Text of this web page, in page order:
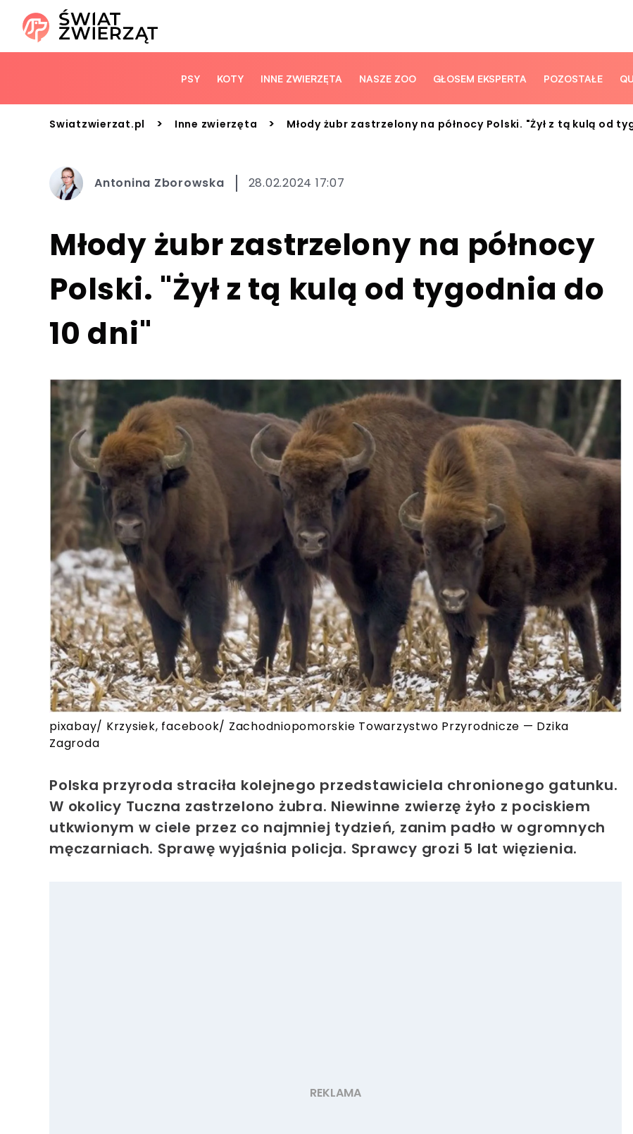
PSY KOTY INNE ZWIERZĘTA NASZE ZOO GŁOSEM EKSPERTA POZOSTAŁE
Swiatzwierzat.pl > Inne zwierzęta > Młody żubr zastrzelony na północy Polski. "Żył z tą kulą od
Antonina Zborowska 28.02.2024 17:07
Młody żubr zastrzelony na północy
Polski. "Żył z tą kulą od tygodnia do
10 dni"
pixabay/ Krzysiek, facebook/ Zachodniopomorskie Towarzystwo Przyrodnicze — Dzika
Zagroda
Polska przyroda straciła kolejnego przedstawiciela chronionego gatunku.
W okolicy Tuczna zastrzelono żubra. Niewinne zwierzę żyło z pociskiem
utkwionym w ciele przez co najmniej tydzień, zanim padło w ogromnych
męczarniach. Sprawę wyjaśnia policja. Sprawcy grozi 5 lat więzienia.